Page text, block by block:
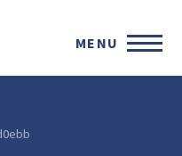
MENU